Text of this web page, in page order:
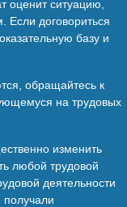
оценит ситуацию,
Если договориться
базу и
обращайтесь к
на трудовых
изменить
любой трудовой
деятельности